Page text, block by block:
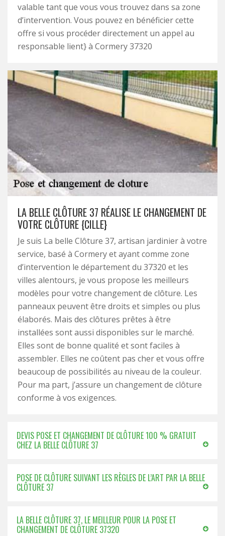
valable tant que vous vous trouvez dans sa zone
d’intervention. Vous pouvez en bénéficier cette
offre si vous procéder directement un appel au
responsable lient} à Cormery 37320
LA BELLE CLÔTURE 37 RÉALISE LE CHANGEMENT DE
VOTRE CLÔTURE {CILLE}
Je suis La belle Clôture 37, artisan jardinier à votre
service, basé à Cormery et ayant comme zone
d’intervention le département du 37320 et les
villes alentours, je vous propose les meilleurs
modèles pour votre changement de clôture. Les
panneaux peuvent être droits et simples ou plus
élaborés. Mais des clôtures prêtes à être
installées sont aussi disponibles sur le marché.
Elles sont de bonne qualité et sont faciles à
assembler. Elles ne coûtent pas cher et vous offre
beaucoup de possibilités au niveau de la couleur.
Pour ma part, j’assure un changement de clôture
conforme à vos exigences.
DEVIS POSE ET CHANGEMENT DE CLÔTURE 100 % GRATUIT
CHEZ LA BELLE CLÔTURE 37
POSE DE CLÔTURE SUIVANT LES RÈGLES DE L’ART PAR LA BELLE
CLÔTURE 37
LA BELLE CLÔTURE 37, LE MEILLEUR POUR LA POSE ET
CHANGEMENT DE CLÔTURE 37320